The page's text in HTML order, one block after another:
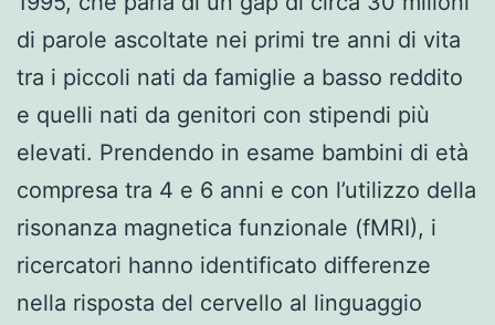
di parole ascoltate nei primi tre anni di vita
tra i piccoli nati da famiglie a basso reddito
e quelli nati da genitori con stipendi più
elevati. Prendendo in esame bambini di età
compresa tra 4 e 6 anni e con l’utilizzo della
risonanza magnetica funzionale (fMRI), i
ricercatori hanno identificato differenze
nella risposta del cervello al linguaggio